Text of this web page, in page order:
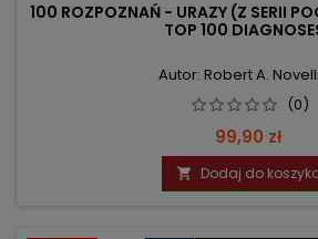
100 ROZPOZNAŃ - URAZY (Z SERII
TOP 100
Autor: Robert A.
(0)
Cena
99,90 zł
 Dodaj do